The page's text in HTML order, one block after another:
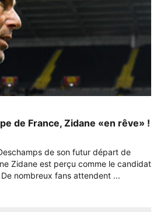
de France, Zidane «en rêve» !
de son futur départ de
Zidane est perçu comme le candidat
nombreux fans attendent ...